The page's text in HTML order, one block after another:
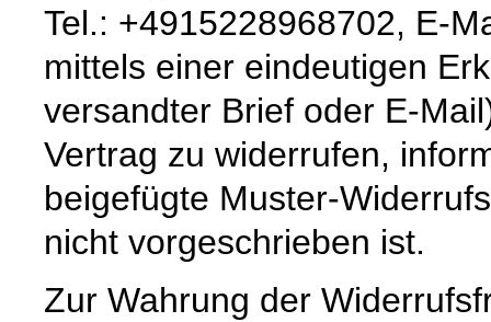
Tel.: +4915228968702, E-
mittels einer eindeutigen
versandter Brief oder E-
Vertrag zu widerrufen,
beigefügte Muster-
nicht vorgeschrieben ist.
Zur Wahrung der